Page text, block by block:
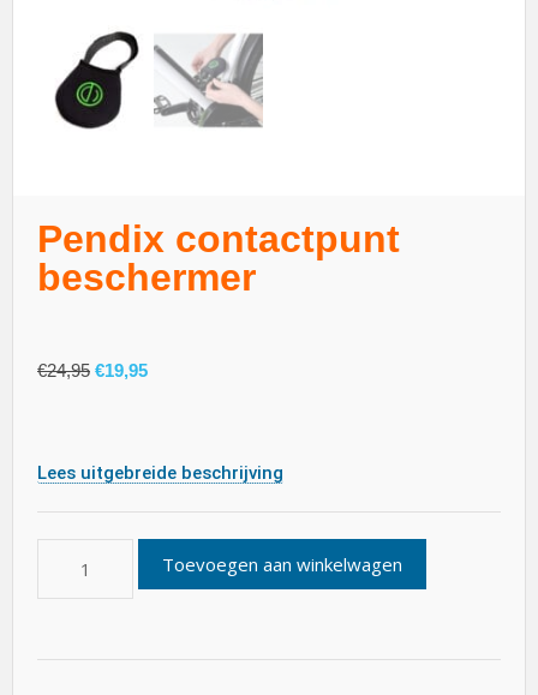
Pendix contactpunt
beschermer
€24,95 €19,95
Lees uitgebreide beschrijving
Toevoegen aan winkelwagen